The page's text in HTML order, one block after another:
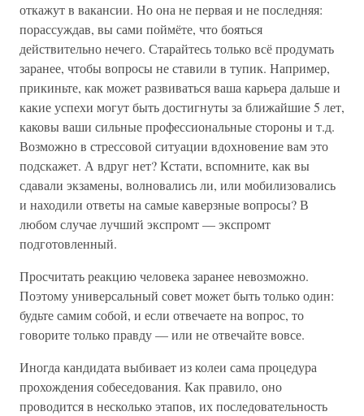
откажут в вакансии. Но она не первая и не последняя:
порассуждав, вы сами поймёте, что бояться
действительно нечего. Старайтесь только всё продумать
заранее, чтобы вопросы не ставили в тупик. Например,
прикиньте, как может развиваться ваша карьера дальше и
какие успехи могут быть достигнуты за ближайшие 5 лет,
каковы ваши сильные профессиональные стороны и т.д.
Возможно в стрессовой ситуации вдохновение вам это
подскажет. А вдруг нет? Кстати, вспомните, как вы
сдавали экзамены, волновались ли, или мобилизовались
и находили ответы на самые каверзные вопросы? В
любом случае лучший экспромт — экспромт
подготовленный.
Просчитать реакцию человека заранее невозможно.
Поэтому универсальный совет может быть только один:
будьте самим собой, и если отвечаете на вопрос, то
говорите только правду — или не отвечайте вовсе.
Иногда кандидата выбивает из колеи сама процедура
прохождения собеседования. Как правило, оно
проводится в несколько этапов, их последовательность